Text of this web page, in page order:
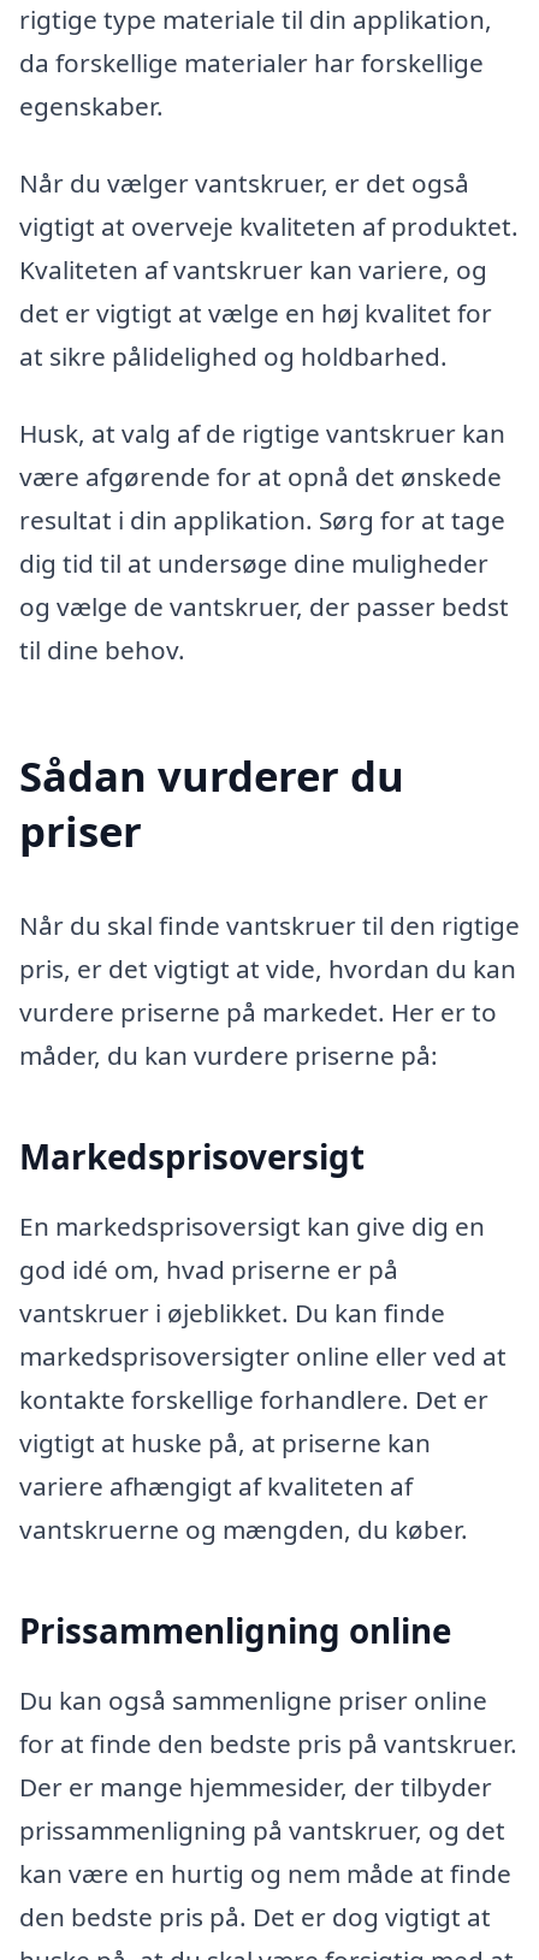
rigtige type materiale til din applikation,
da forskellige materialer har forskellige
egenskaber.
Når du vælger vantskruer, er det også
vigtigt at overveje kvaliteten af ​​produktet.
Kvaliteten af ​​vantskruer kan variere, og
det er vigtigt at vælge en høj kvalitet for
at sikre pålidelighed og holdbarhed.
Husk, at valg af de rigtige vantskruer kan
være afgørende for at opnå det ønskede
resultat i din applikation. Sørg for at tage
dig tid til at undersøge dine muligheder
og vælge de vantskruer, der passer bedst
til dine behov.
Sådan vurderer du
priser
Når du skal finde vantskruer til den rigtige
pris, er det vigtigt at vide, hvordan du kan
vurdere priserne på markedet. Her er to
måder, du kan vurdere priserne på:
Markedsprisoversigt
En markedsprisoversigt kan give dig en
god idé om, hvad priserne er på
vantskruer i øjeblikket. Du kan finde
markedsprisoversigter online eller ved at
kontakte forskellige forhandlere. Det er
vigtigt at huske på, at priserne kan
variere afhængigt af kvaliteten af ​​
vantskruerne og mængden, du køber.
Prissammenligning online
Du kan også sammenligne priser online
for at finde den bedste pris på vantskruer.
Der er mange hjemmesider, der tilbyder
prissammenligning på vantskruer, og det
kan være en hurtig og nem måde at finde
den bedste pris på. Det er dog vigtigt at